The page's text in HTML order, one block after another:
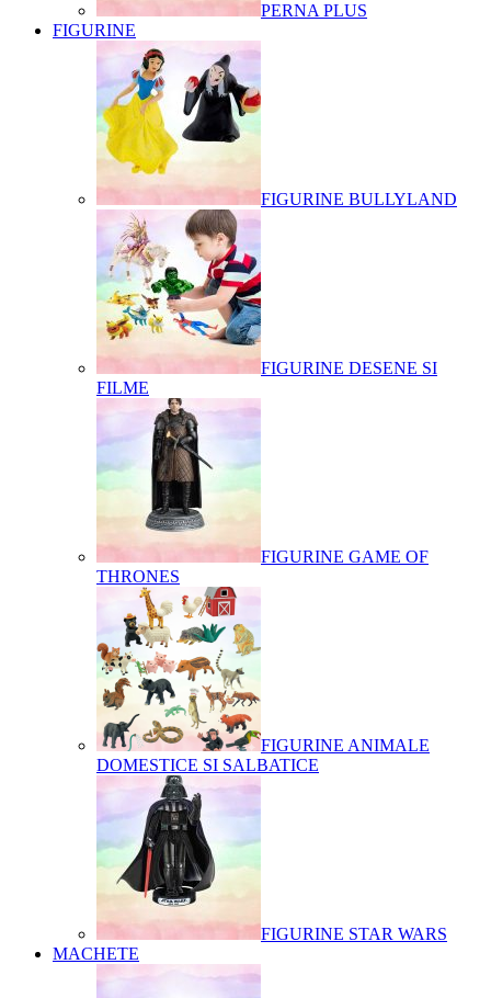
PERNA PLUS
FIGURINE
FIGURINE BULLYLAND
FIGURINE DESENE SI
FILME
FIGURINE GAME OF
THRONES
FIGURINE ANIMALE
DOMESTICE SI SALBATICE
FIGURINE STAR WARS
MACHETE